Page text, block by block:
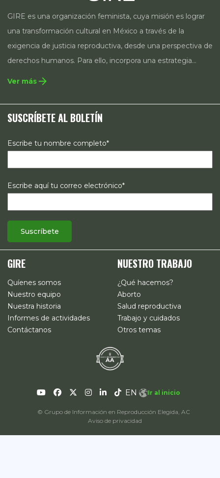
GIRE es una organización feminista, cuya misión es lograr
una transformación cultural en México a través de la
exigencia de justicia reproductiva, desde una perspectiva de
derechos humanos. Para ello, incorpora una estrategia
integral que contempla la incidencia en legislación y
estrategias de comunicación e investigación sobre el
estado de los derechos reproductivos en México.
Ver más arrow_forward
SUSCRÍBETE AL BOLETÍN
Escribe tu nombre completo*
Escribe aquí tu correo electrónico*
GIRE
Quíenes somos
Nuestro equipo
Nuestra historia
Informes de actividades
Contáctanos
NUESTRO TRABAJO
¿Qué hacemos?
Aborto
Salud reproductiva
Trabajo y cuidados
Otros temas
© Grupo de Información en Reproducción Elegida, AC
Aviso de privacidad
EN Ir al inicio